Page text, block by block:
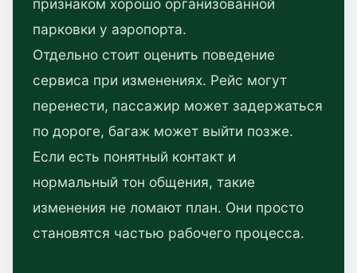
парковки у аэропорта.
Отдельно стоит оценить поведение
сервиса при изменениях. Рейс могут
перенести, пассажир может задержаться
по дороге, багаж может выйти позже.
Если есть понятный контакт и
нормальный тон общения, такие
изменения не ломают план. Они просто
становятся частью рабочего процесса.